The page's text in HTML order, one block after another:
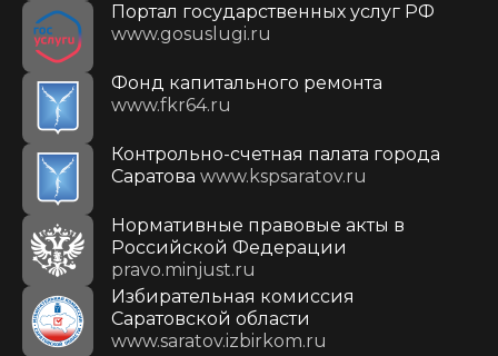
Портал государственных услуг РФ
www.gosuslugi.ru
Фонд капитального ремонта
www.fkr64.ru
Контрольно-счетная палата города
Саратова www.kspsaratov.ru
Нормативные правовые акты в
Российской Федерации
pravo.minjust.ru
Избирательная комиссия
Саратовской области
www.saratov.izbirkom.ru